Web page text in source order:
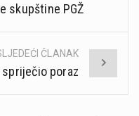
skupštine PGŽ
ČLANAK
spriječio poraz